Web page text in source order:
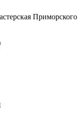
Приморского